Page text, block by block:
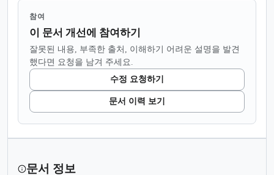
참여
이 문서 개선에 참여하기
잘못된 내용, 부족한 출처, 이해하기 어려운 설명을 발견
했다면 요청을 남겨 주세요.
수정 요청하기
문서 이력 보기
문서 정보